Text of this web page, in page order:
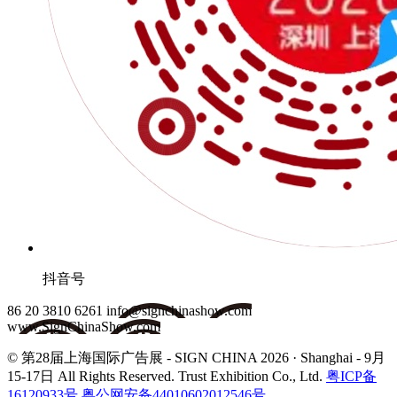
抖音号
86 20 3810 6261 info@signchinashow.com
www.SignChinaShow.com
© 第28届上海国际广告展 - SIGN CHINA 2026 · Shanghai - 9月
15-17日 All Rights Reserved. Trust Exhibition Co., Ltd. 粤ICP备